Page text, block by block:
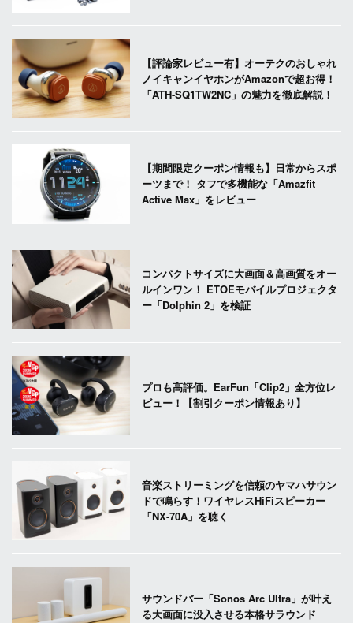
【評論家レビュー有】オーテクのおしゃれ
ノイキャンイヤホンがAmazonで超お得！
「ATH-SQ1TW2NC」の魅力を徹底解説！
【期間限定クーポン情報も】日常からスポ
ーツまで！ タフで多機能な「Amazfit
Active Max」をレビュー
コンパクトサイズに大画面＆高画質をオー
ルインワン！ ETOEモバイルプロジェクタ
ー「Dolphin 2」を検証
プロも高評価。EarFun「Clip2」全方位レ
ビュー！【割引クーポン情報あり】
音楽ストリーミングを信頼のヤマハサウン
ドで鳴らす！ワイヤレスHiFiスピーカー
「NX-70A」を聴く
サウンドバー「Sonos Arc Ultra」が叶え
る大画面に没入させる本格サラウンド